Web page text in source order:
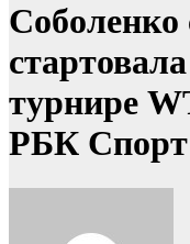
Соболенко
турнире
РБК Спорт